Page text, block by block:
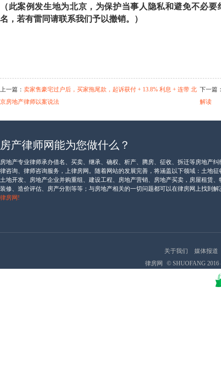
（此案例发生地为北京，为保护当事人隐私和避免不必
名，若有雷同请联系我们予以撤销。）
上一篇： 卖家售豪宅过户后，买家拖尾款，起诉获付 + 13.8% 利息 + 连带 北
京房地产律师以案说法
下一篇
解读
相关阅读
房产律师网能为您做什么？
房地产专业律师承办借名、买卖、继承、确权、析产、腾房、征收、拆迁等房地产
律咨询、律师咨询服务，上律房网。随着网站的发展完善，将涵盖以下领域：土地征
土地开发、房地产企业并购重组、建设工程、房地产营销、房地产买卖，房屋租赁、
装修、造价评估、房产分割等等；与房地产相关的一切问题都可以在律房网上找到解
律房网!
关于我们
媒体报道
律房网
© SHUOFANG